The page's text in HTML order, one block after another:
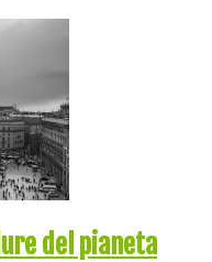
del pianeta